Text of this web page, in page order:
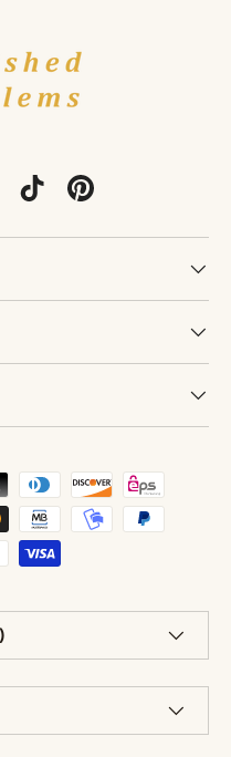
TikTokPinterest